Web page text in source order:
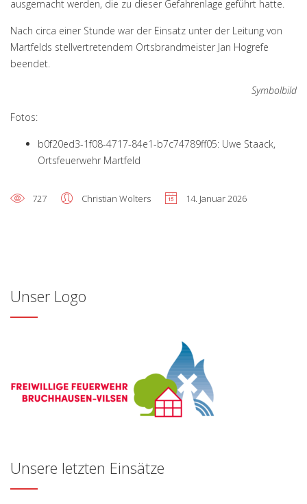
ausgemacht werden, die zu dieser Gefahrenlage geführt hatte.
Nach circa einer Stunde war der Einsatz unter der Leitung von
Martfelds stellvertretendem Ortsbrandmeister Jan Hogrefe
beendet.
Symbolbild
Fotos:
b0f20ed3-1f08-4717-84e1-b7c74789ff05: Uwe Staack,
Ortsfeuerwehr Martfeld
727 Christian Wolters 14. Januar 2026
Unser Logo
Unsere letzten Einsätze